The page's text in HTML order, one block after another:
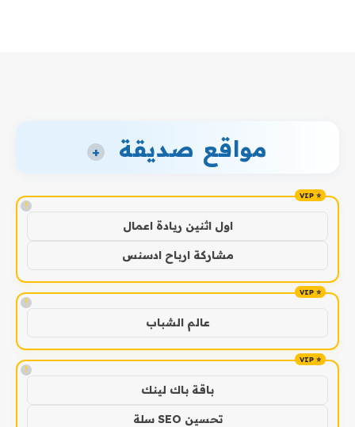
مواقع صديقة +
!
اول اثنين ريادة اعمال
مشاركة ارباح ادسنس
!
عالم الشباب
!
باقة باك لينك
تحسين SEO سلة